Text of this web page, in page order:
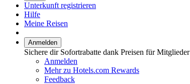
Unterkunft registrieren
Hilfe
Meine Reisen
Anmelden
Sichere dir Sofortrabatte dank Preisen für Mitglieder
Anmelden
Mehr zu Hotels.com Rewards
Feedback